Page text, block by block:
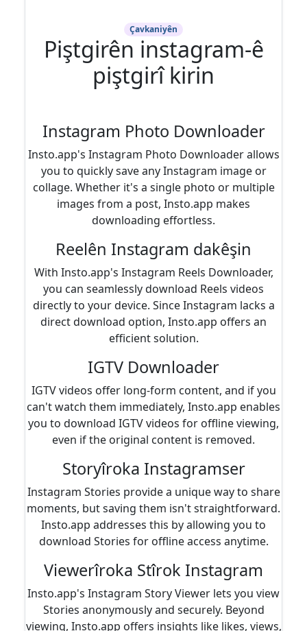
Çavkaniyên
Piştgirên instagram-ê
piştgirî kirin
Instagram Photo Downloader
Insto.app's Instagram Photo Downloader allows
you to quickly save any Instagram image or
collage. Whether it's a single photo or multiple
images from a post, Insto.app makes
downloading effortless.
Reelên Instagram dakêşin
With Insto.app's Instagram Reels Downloader,
you can seamlessly download Reels videos
directly to your device. Since Instagram lacks a
direct download option, Insto.app offers an
efficient solution.
IGTV Downloader
IGTV videos offer long-form content, and if you
can't watch them immediately, Insto.app enables
you to download IGTV videos for offline viewing,
even if the original content is removed.
Storyîroka Instagramser
Instagram Stories provide a unique way to share
moments, but saving them isn't straightforward.
Insto.app addresses this by allowing you to
download Stories for offline access anytime.
Viewerîroka Stîrok Instagram
Insto.app's Instagram Story Viewer lets you view
Stories anonymously and securely. Beyond
viewing, Insto.app offers insights like likes, views,